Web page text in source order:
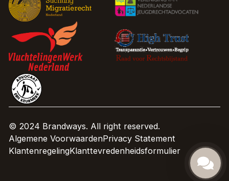
© 2024 Brandways. All right reserved.
Algemene VoorwaardenPrivacy Statement
KlantenregelingKlanttevredenheidsformulier